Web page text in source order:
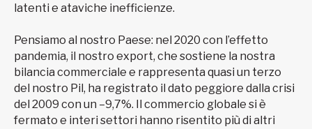
latenti e ataviche inefficienze.
Pensiamo al nostro Paese: nel 2020 con l’effetto
pandemia, il nostro export, che sostiene la nostra
bilancia commerciale e rappresenta quasi un terzo
del nostro Pil, ha registrato il dato peggiore dalla crisi
del 2009 con un –9,7%. Il commercio globale si è
fermato e interi settori hanno risentito più di altri